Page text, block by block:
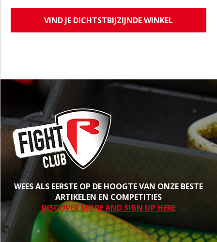
VIND JE DICHTSTBIJZIJNDE WINKEL
WEES ALS EERSTE OP DE HOOGTE VAN ONZE BESTE
ARTIKELEN EN COMPETITIES
DISCOVER MORE AND SIGN UP HERE